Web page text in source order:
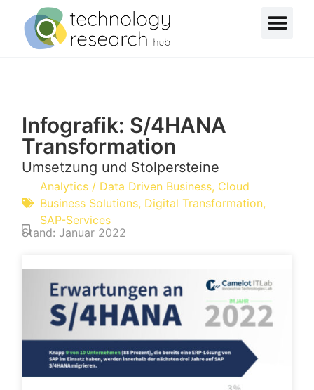
Infografik: S/4HANA
Transformation
Umsetzung und Stolpersteine
Analytics / Data Driven Business, Cloud
Business Solutions, Digital Transformation,
SAP-Services
Stand: Januar 2022